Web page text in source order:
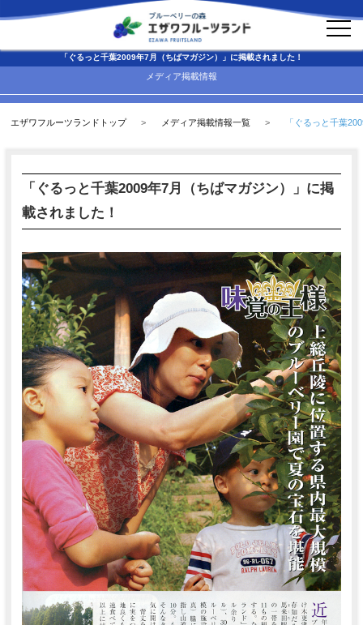
「ぐるっと千葉2009年7月（ちばマガジン）」に掲載されました！
アクセス
メディア掲載情報
エザワフルーツランドトップ メディア掲載情報一覧 「ぐるっと千葉
「ぐるっと千葉2009年7月（ちばマガジン）」に掲
載されました！